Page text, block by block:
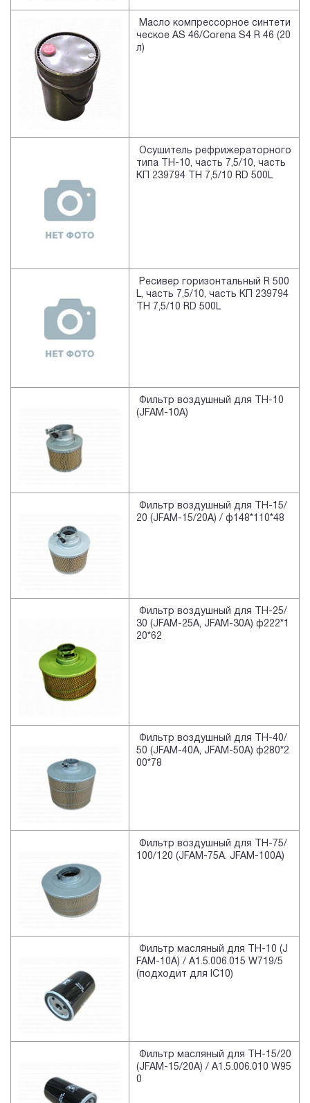
Масло компрессорное синтети
ческое AS 46/Corena S4 R 46 (20
л)
Осушитель рефрижераторного
типа TH-10, часть 7,5/10, часть
КП 239794 TH 7,5/10 RD 500L
Ресивер горизонтальный R 500
L, часть 7,5/10, часть КП 239794
TH 7,5/10 RD 500L
Фильтр воздушный для TH-10
(JFAM-10A)
Фильтр воздушный для TH-15/
20 (JFAM-15/20A) / ф148*110*48
Фильтр воздушный для TH-25/
30 (JFAM-25A, JFAM-30A) ф222*1
20*62
Фильтр воздушный для TH-40/
50 (JFAM-40A, JFAM-50A) ф280*2
00*78
Фильтр воздушный для TH-75/
100/120 (JFAM-75A. JFAM-100A)
Фильтр масляный для TH-10 (J
FAM-10A) / A1.5.006.015 W719/5
(подходит для IC10)
Фильтр масляный для TH-15/20
(JFAM-15/20A) / A1.5.006.010 W95
0